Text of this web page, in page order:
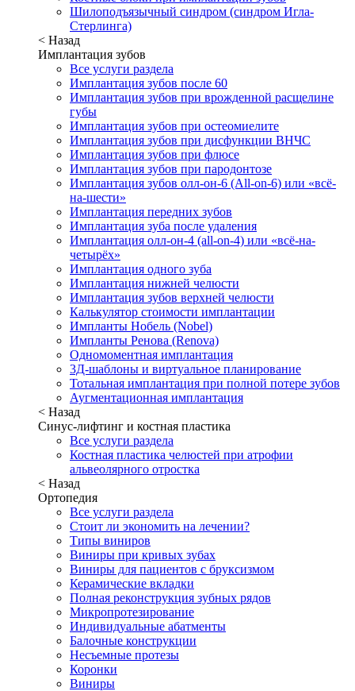
Шилоподъязычный синдром (синдром Игла-
Стерлинга)
< Назад
Имплантация зубов
Все услуги раздела
Имплантация зубов после 60
Имплантация зубов при врожденной расщелине
губы
Имплантация зубов при остеомиелите
Имплантация зубов при дисфункции ВНЧС
Имплантация зубов при флюсе
Имплантация зубов при пародонтозе
Имплантация зубов олл-он-6 (All-on-6) или «всё-
на-шести»
Имплантация передних зубов
Имплантация зуба после удаления
Имплантация олл-он-4 (all-on-4) или «всё-на-
четырёх»
Имплантация одного зуба
Имплантация нижней челюсти
Имплантация зубов верхней челюсти
Калькулятор стоимости имплантации
Импланты Нобель (Nobel)
Импланты Ренова (Renova)
Одномоментная имплантация
3Д-шаблоны и виртуальное планирование
Тотальная имплантация при полной потере зубов
Аугментационная имплантация
< Назад
Синус-лифтинг и костная пластика
Все услуги раздела
Костная пластика челюстей при атрофии
альвеолярного отростка
< Назад
Ортопедия
Все услуги раздела
Стоит ли экономить на лечении?
Типы виниров
Виниры при кривых зубах
Виниры для пациентов с бруксизмом
Керамические вкладки
Полная реконструкция зубных рядов
Микропротезирование
Индивидуальные абатменты
Балочные конструкции
Несъемные протезы
Коронки
Виниры